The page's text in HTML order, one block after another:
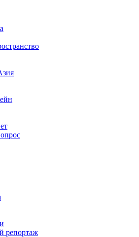
репортаж